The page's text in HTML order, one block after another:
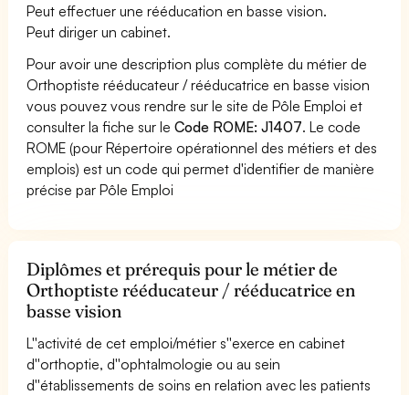
Peut effectuer une rééducation en basse vision.
Peut diriger un cabinet.
Pour avoir une description plus complète du métier de
Orthoptiste rééducateur / rééducatrice en basse vision
vous pouvez vous rendre sur le site de Pôle Emploi et
consulter la fiche sur leCode ROME: J1407. Le code
ROME (pour Répertoire opérationnel des métiers et des
emplois) est un code qui permet d'identifier de manière
précise par Pôle Emploi
Diplômes et prérequis pour le métier de
Orthoptiste rééducateur / rééducatrice en
basse vision
L''activité de cet emploi/métier s''exerce en cabinet
d''orthoptie, d''ophtalmologie ou au sein
d''établissements de soins en relation avec les patients